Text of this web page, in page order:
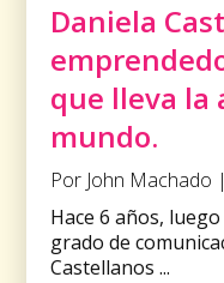
Daniela
que lleva la
mundo.
Por John Machado
Hace 6 años,
grado de
Castellanos ...